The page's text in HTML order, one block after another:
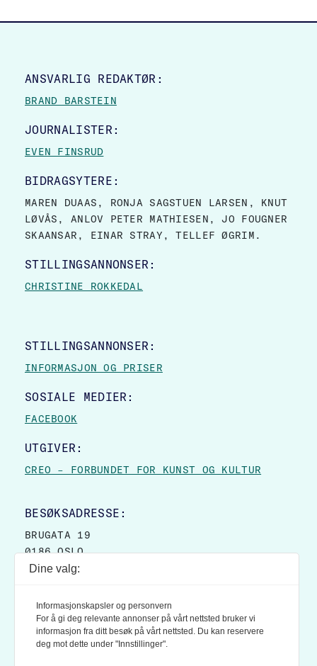
SITE FOOTER
ANSVARLIG REDAKTØR:
BRAND BARSTEIN
JOURNALISTER:
EVEN FINSRUD
BIDRAGSYTERE:
MAREN DUAAS, RONJA SAGSTUEN LARSEN, KNUT
LØVÅS, ANLOV PETER MATHIESEN, JO FOUGNER
SKAANSAR, EINAR STRAY, TELLEF ØGRIM.
STILLINGSANNONSER:
CHRISTINE ROKKEDAL
STILLINGSANNONSER:
INFORMASJON OG PRISER
SOSIALE MEDIER:
FACEBOOK
UTGIVER:
CREO – FORBUNDET FOR KUNST OG KULTUR
BESØKSADRESSE:
BRUGATA 19
0186 OSLO
POSTBOKS 9007 GRØNLAND
0133 OSLO
LES OGSÅ:
Dine valg:
Informasjonskapsler og personvern
For å gi deg relevante annonser på vårt nettsted bruker vi
informasjon fra ditt besøk på vårt nettsted. Du kan reservere
deg mot dette under "Innstillinger".